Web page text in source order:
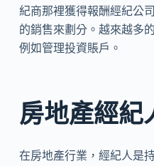
紀商那裡獲得報酬經紀公
的銷售來劃分。越來越多
例如管理投資賬戶。
房地產經紀
在房地產行業，經紀人是